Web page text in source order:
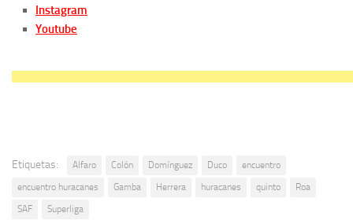
Instagram
Youtube
Etiquetas: Alfaro Colón Domínguez Duco
encuentro
encuentro huracanes
Gamba Herrera huracanes quinto
Roa
SAF
Superliga